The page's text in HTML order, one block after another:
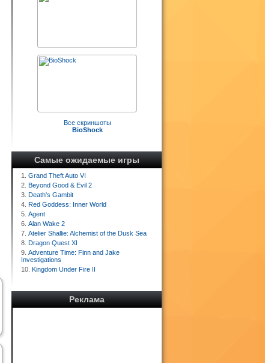
Все скриншоты
BioShock
Самые ожидаемые игры
1. Grand Theft Auto VI
2. Beyond Good & Evil 2
3. Death's Gambit
4. Red Goddess: Inner World
5. Agent
6. Alan Wake 2
7. Atelier Shallie: Alchemist of the Dusk Sea
8. Dragon Quest XI
9. Adventure Time: Finn and Jake
Investigations
10. Kingdom Under Fire II
Реклама